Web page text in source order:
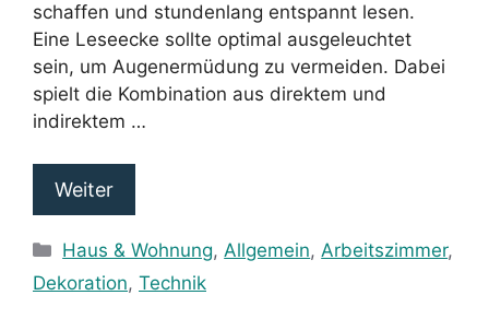
schaffen und stundenlang entspannt lesen.
Eine Leseecke sollte optimal ausgeleuchtet
sein, um Augenermüdung zu vermeiden. Dabei
spielt die Kombination aus direktem und
indirektem …
Weiter
Kategorien
Haus & Wohnung, Allgemein, Arbeitszimmer,
Dekoration, Technik